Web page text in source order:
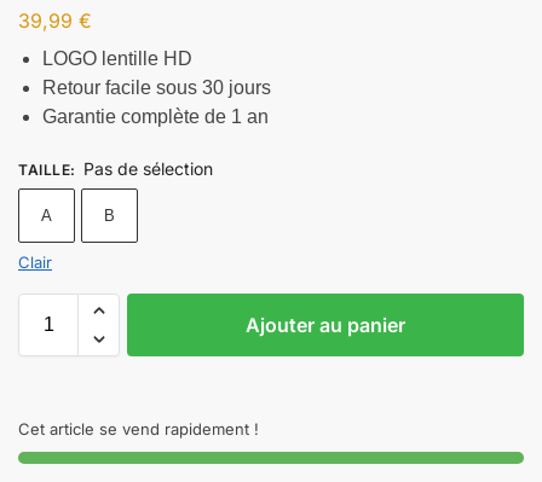
39,99 €
LOGO lentille HD
Retour facile sous 30 jours
Garantie complète de 1 an
TAILLE: Pas de sélection
A B
Clair
Ajouter au panier
Cet article se vend rapidement !